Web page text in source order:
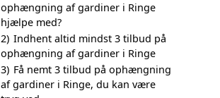
ophængning af gardiner i Ringe
hjælpe med?
2) Indhent altid mindst 3 tilbud på
ophængning af gardiner i Ringe
3) Få nemt 3 tilbud på ophængning
af gardiner i Ringe, du kan være